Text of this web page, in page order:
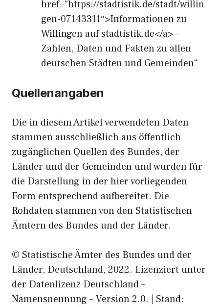
href=“https://stadtistik.de/stadt/willin
gen-07143311″>Informationen zu
Willingen auf stadtistik.de</a> –
Zahlen, Daten und Fakten zu allen
deutschen Städten und Gemeinden“
Quellenangaben
Die in diesem Artikel verwendeten Daten
stammen ausschließlich aus öffentlich
zugänglichen Quellen des Bundes, der
Länder und der Gemeinden und wurden für
die Darstellung in der hier vorliegenden
Form entsprechend aufbereitet. Die
Rohdaten stammen von den Statistischen
Ämtern des Bundes und der Länder.
© Statistische Ämter des Bundes und der
Länder, Deutschland, 2022. Lizenziert unter
der Datenlizenz Deutschland –
Namensnennung – Version 2.0. | Stand: